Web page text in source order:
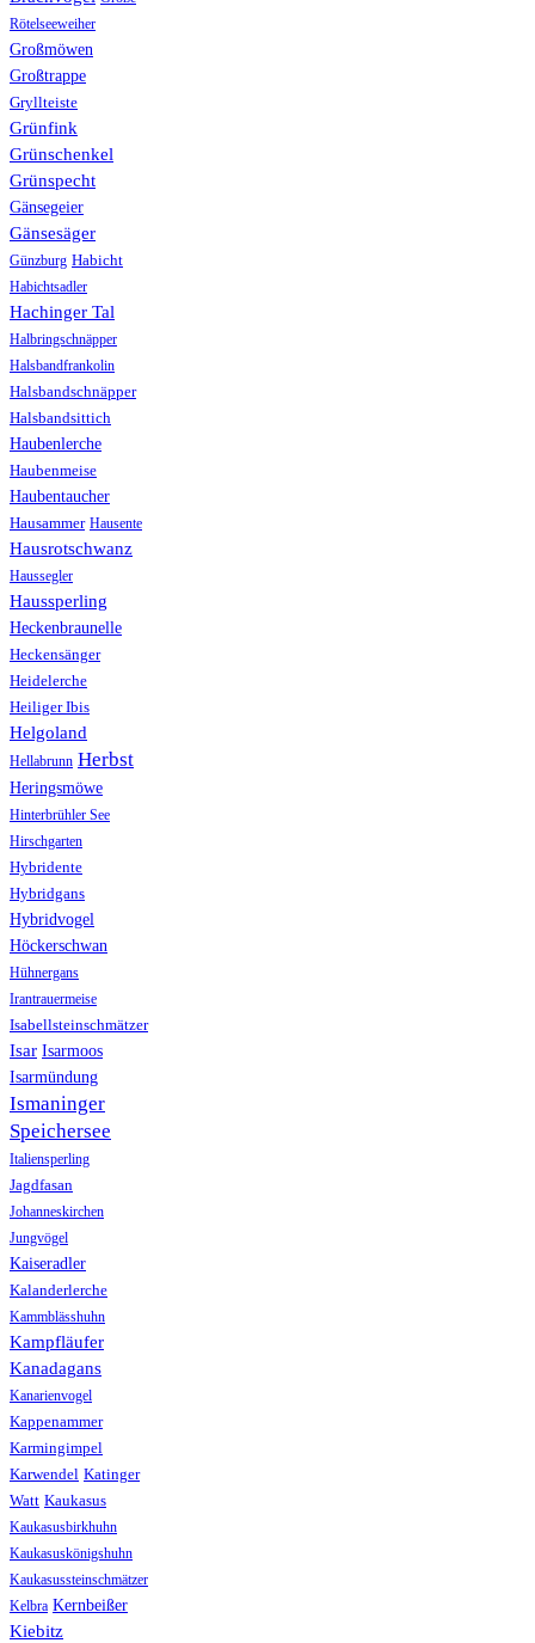
Rötelseeweiher
Großmöwen
Großtrappe
Gryllteiste
Grünfink
Grünschenkel
Grünspecht
Gänsegeier
Gänsesäger
Günzburg Habicht
Habichtsadler
Hachinger Tal
Halbringschnäpper
Halsbandfrankolin
Halsbandschnäpper
Halsbandsittich
Haubenlerche
Haubenmeise
Haubentaucher
Hausammer Hausente
Hausrotschwanz
Haussegler
Haussperling
Heckenbraunelle
Heckensänger
Heidelerche
Heiliger Ibis
Helgoland
Hellabrunn Herbst
Heringsmöwe
Hinterbrühler See
Hirschgarten
Hybridente
Hybridgans
Hybridvogel
Höckerschwan
Hühnergans
Irantrauermeise
Isabellsteinschmätzer
Isar Isarmoos
Isarmündung
Ismaninger
Speichersee
Italiensperling
Jagdfasan
Johanneskirchen
Jungvögel
Kaiseradler
Kalanderlerche
Kammblässhuhn
Kampfläufer
Kanadagans
Kanarienvogel
Kappenammer
Karmingimpel
Karwendel Katinger
Watt Kaukasus
Kaukasusbirkhuhn
Kaukasuskönigshuhn
Kaukasussteinschmätzer
Kelbra Kernbeißer
Kiebitz